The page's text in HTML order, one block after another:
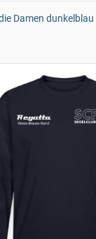
Damen dunkelblau